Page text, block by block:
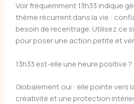
Voir fréquemment 13h33 indique
thème récurrent dans la vie :
besoin de recentrage. Utilisez ce
pour poser une action petite et
13h33 est-elle une heure positive ?
Globalement oui : elle pointe vers
créativité et une protection